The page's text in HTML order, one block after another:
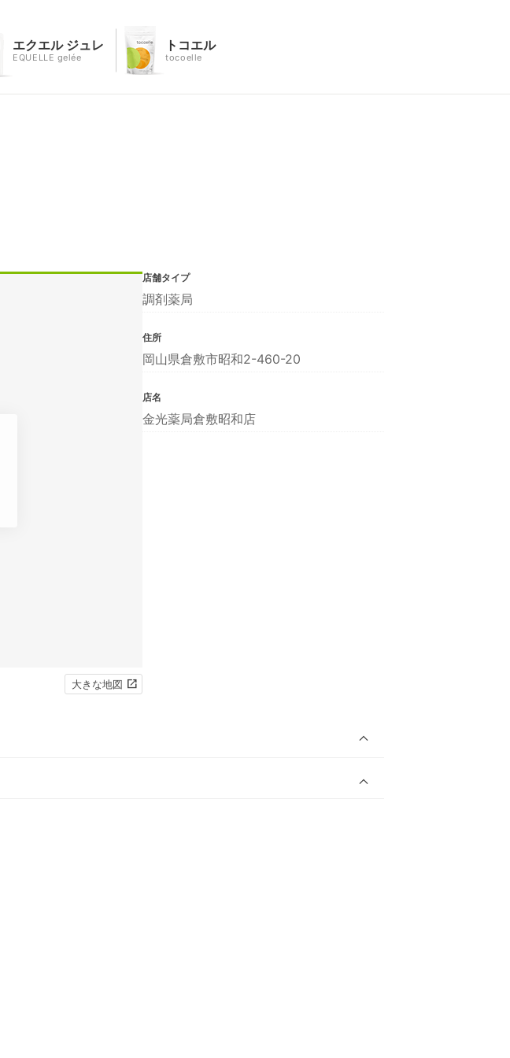
エクエル ジュレ
EQUELLE gelée
トコエル
tocoelle
大きな地図
店舗タイプ
調剤薬局
住所
岡山県倉敷市昭和2-460-20
店名
金光薬局倉敷昭和店